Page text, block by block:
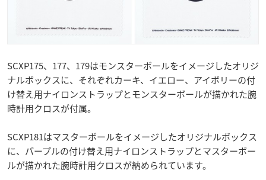
SCXP175、177、179はモンスターボールをイメージしたオリジ
ナルボックスに、それぞれカーキ、イエロー、アイボリーの付
け替え用ナイロンストラップとモンスターボールが描かれた腕
時計用クロスが付属。
SCXP181はマスターボールをイメージしたオリジナルボックス
に、パープルの付け替え用ナイロンストラップとマスターボー
ルが描かれた腕時計用クロスが納められています。